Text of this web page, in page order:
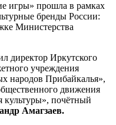
игры» прошла в рамках
бренды России:
Министерства
директор Иркутского
учреждения
народов Прибайкалья»,
движения
культуры», почётный
Амагзаев.